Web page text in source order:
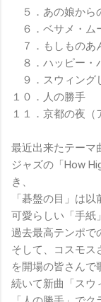
５．あの娘から
６．ベサメ・ム
７．もしものあ
８．ハッピー・
９．スウィング
１０．人の勝手
１１．京都の夜（
最近出来たテーマ
ジャズの「How
き、
「碁盤の目」は
可愛らしい「手紙
過去最高テンポで
そして、コスモス
を開場の皆さんで
続いて新曲「スウ